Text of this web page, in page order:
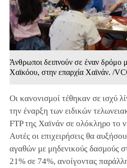
Άνθρωποι δειπνούν σε έναν δρόμο
Χαϊκόου, στην επαρχία Χαϊνάν. /
Οι κανονισμοί τέθηκαν σε ισχύ
την έναρξη των ειδικών
FTP της Χαϊνάν σε ολόκληρο το
Αυτές οι επιχειρήσεις θα
αγαθών με μηδενικούς δασμούς
21% σε 74%, ανοίγοντας